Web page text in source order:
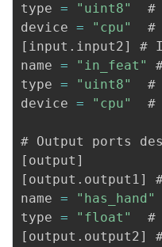
type = "uint8"
#
device = "cpu"
[ input . input2] #
name = "in_feat"
type = "uint8"
#
device = "cpu"
#
[ output ]
[ output . output1]
name = "has_hand"
type = "float"
#
[ output . output2]